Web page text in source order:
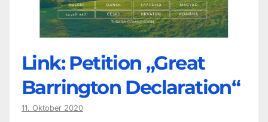
Link: Petition „Great
Barrington Declaration“
11. Oktober 2020